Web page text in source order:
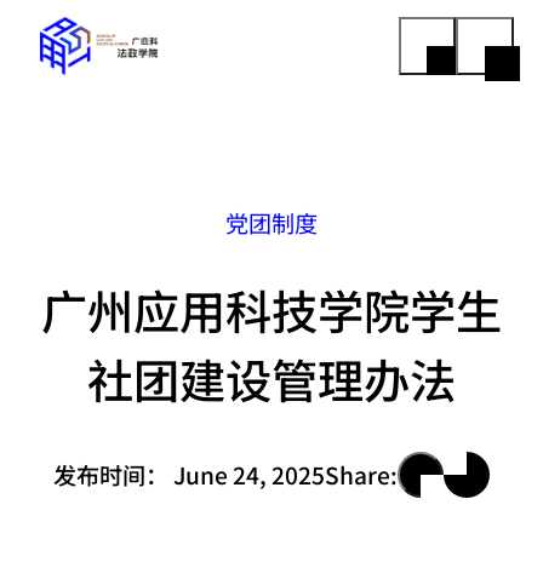
党团制度
广州应用科技学院学生
社团建设管理办法
发布时间： June 24, 2025Share: